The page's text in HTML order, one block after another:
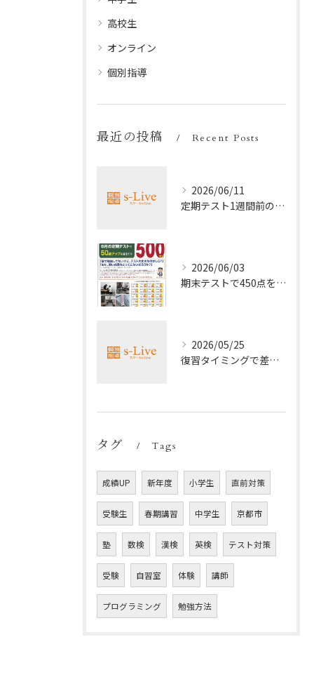
高校生
オンライン
個別指導
最近の投稿 Recent Posts
2026/06/11
定期テスト1週間前の効率暗記法
2026/06/03
期末テストで450点を取る勉強法
2026/05/25
復習タイミングで差がつく勉強法
タグ Tags
成績UP 新年度 小学生 直前対策
受験生 春期講習 中学生 京都市
塾 数検 漢検 英検 テスト対策
受験 自習室 体験 講師
プログラミング 勉強方法